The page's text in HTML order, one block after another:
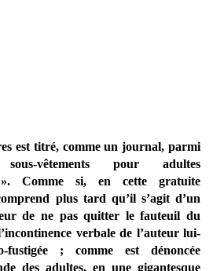
est titré, comme un journal, parmi
vêtements pour adultes
». Comme si, en cette gratuite
plus tard qu’il s’agit d’un
de ne pas quitter le fauteuil du
verbale de l’auteur lui-
; comme est dénoncée
des adultes, en une gigantesque